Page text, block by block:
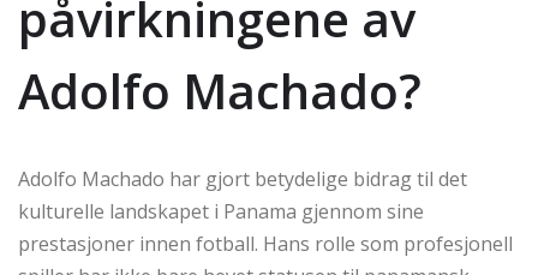
påvirkningene av
Adolfo Machado?
Adolfo Machado har gjort betydelige bidrag til det
kulturelle landskapet i Panama gjennom sine
prestasjoner innen fotball. Hans rolle som profesjonell